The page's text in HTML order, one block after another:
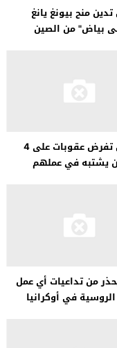
منح بيونغ يانغ
بياض" من الصين
واشنطن تفرض عقوبات على 4
يشتبه في عملهم
من تداعيات أي عمل
في أوكرانيا